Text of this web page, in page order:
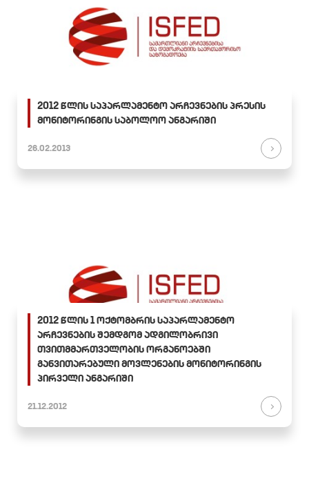
2012 წლის საპარლამენტო არჩევნების პრესის
მონიტორინგის საბოლოო ანგარიში
26.02.2013
2012 წლის 1 ოქტომბრის საპარლამენტო
არჩევნების შემდგომ ადგილობრივი
თვითმმართველობის ორგანოებში
განვითარებული მოვლენების მონიტორინგის
პირველი ანგარიში
21.12.2012